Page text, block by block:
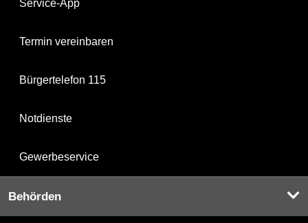
Service-App
Termin vereinbaren
Bürgertelefon 115
Notdienste
Gewerbeservice
Behörden